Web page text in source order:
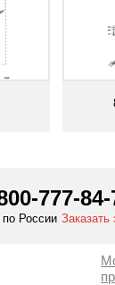
777-84-
по России Заказать